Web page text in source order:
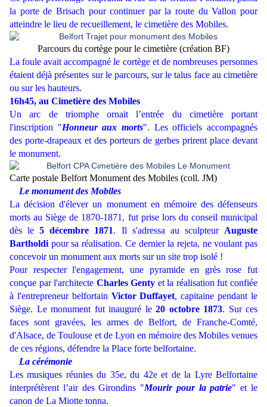
la porte de Brisach pour continuer par la route du Vallon pour
atteindre le lieu de recueillement, le cimetière des Mobiles.
Parcours du cortège pour le cimetière (création BF)
La foule avait accompagné le cortège et de nombreuses personnes
étaient déjà présentes sur le parcours, sur le talus face au cimetière
ou sur les hauteurs.
16h45, au Cimetière des Mobiles
Un arc de triomphe ornait l’entrée du cimetière portant
l'inscription "Honneur aux morts". Les officiels accompagnés
des porte-drapeaux et des porteurs de gerbes prirent place devant
le monument.
Carte postale Belfort Monument des Mobiles (coll. JM)
Le monument des Mobiles
La décision d'élever un monument en mémoire des défenseurs
morts au Siège de 1870-1871, fut prise lors du conseil municipal
dès le5 décembre 1871. Il s'adressa au sculpteur Auguste
Bartholdi pour sa réalisation. Ce dernier la rejeta, ne voulant pas
concevoir un monument aux morts sur un site trop isolé !
Pour respecter l'engagement, une pyramide en grès rose fut
conçue par l'architecte Charles Genty et la réalisation fut confiée
à l'entrepreneur belfortain Victor Duffayet, capitaine pendant le
Siège. Le monument fut inauguré le 20 octobre 1873. Sur ces
faces sont gravées, les armes de Belfort, de Franche-Comté,
d'Alsace, de Toulouse et de Lyon en mémoire des Mobiles venues
de ces régions, défendre la Place forte belfortaine.
La cérémonie
Les musiques réunies du 35e, du 42e et de la Lyre Belfortaine
interprétèrent l’air des Girondins "Mourir pour la patrie" et le
canon de La Miotte tonna.